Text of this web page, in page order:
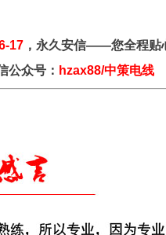
17，永久安信——您全程贴
公众号： hzax88/中策电线